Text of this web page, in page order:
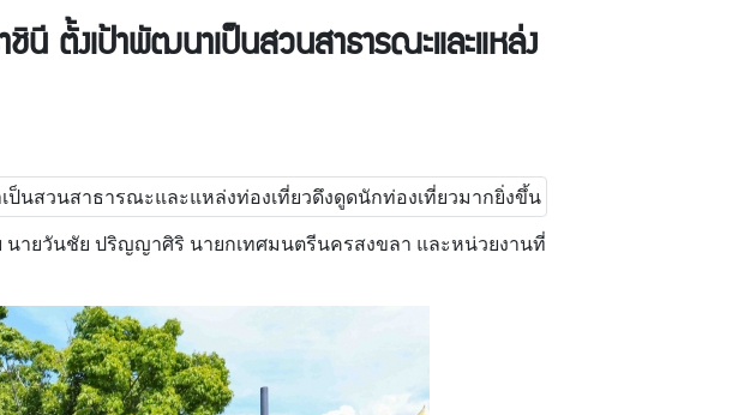
ตั้งเป้าพัฒนาเป็นสวนสาธารณะและแหล่ง
ายวันชัย ปริญญาศิริ นายกเทศมนตรีนครสงขลา และหน่วยงานที่